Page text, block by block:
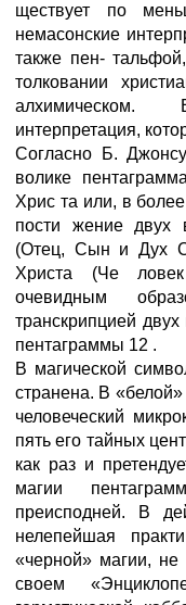
ществует по
немасонские
также пен-
толковании
алхимическом.
интерпретация,
Согласно Б.
волике
Хрис та или, в
пости жение двух
(Отец, Сын и Дух
Христа (Че
очевидным
транскрипцией
пентаграммы 12 .
В магической
странена. В
человеческий
пять его тайных
как раз и
магии
преисподней. В
нелепейшая
«черной» магии,
своем